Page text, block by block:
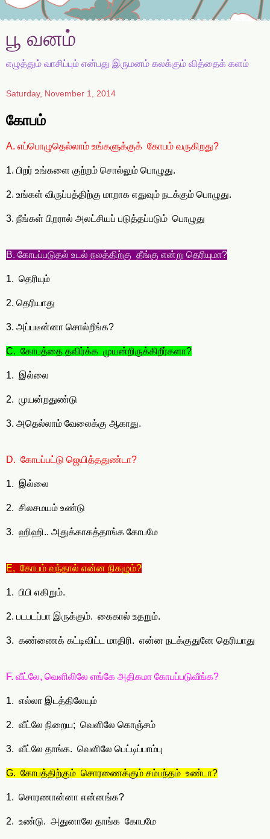
பூ வனம்
எழுத்தும் வாசிப்பும் என்பது இருமனம் கலக்கும் வித்தைக் களம்
Saturday, November 1, 2014
கோபம்
A. எப்பொழுதெல்லாம் உங்களுக்குக் கோபம் வருகிறது?
1. பிறர் உங்களை குற்றம் சொல்லும் பொழுது.
2. உங்கள் விருப்பத்திற்கு மாறாக எதுவும் நடக்கும் பொழுது.
3. நீங்கள் பிறரால் அலட்சியப் படுத்தப்படும் பொழுது
B. கோபப்படுதல் உடல் நலத்திற்கு தீங்கு என்று தெரியுமா?
1. தெரியும்
2. தெரியாது
3. அப்படீன்னா சொல்றீங்க?
C. கோபத்தை தவிர்க்க முயன்றிருக்கிறீர்களா?
1. இல்லை
2. முயன்றதுண்டு
3. அதெல்லாம் வேலைக்கு ஆகாது.
D. கோபப்பட்டு ஜெயித்ததுண்டா?
1. இல்லை
2. சிலசமயம் உண்டு
3. ஹிஹி.. அதுக்காகத்தாங்க கோபமே
E, கோபம் வந்தால் என்ன நிகழும்?
1. பிபி எகிறும்.
2. படபடப்பா இருக்கும். கைகால் உதறும்.
3. கண்ணைக் கட்டிவிட்ட மாதிரி. என்ன நடக்குதுனே தெரியாது
F. வீட்லே, வெளிலிலே எங்கே அதிகமா கோபப்படுவீங்க?
1. எல்லா இடத்திலேயும்
2. வீட்லே நிறைய; வெளிலே கொஞ்சம்
3. வீட்லே தாங்க. வெளிலே பெட்டிப்பாம்பு
G. கோபத்திற்கும் சொரணைக்கும் சம்பந்தம் உண்டா?
1. சொரணான்னா என்னங்க?
2. உண்டு. அதுனாலே தாங்க கோபமே